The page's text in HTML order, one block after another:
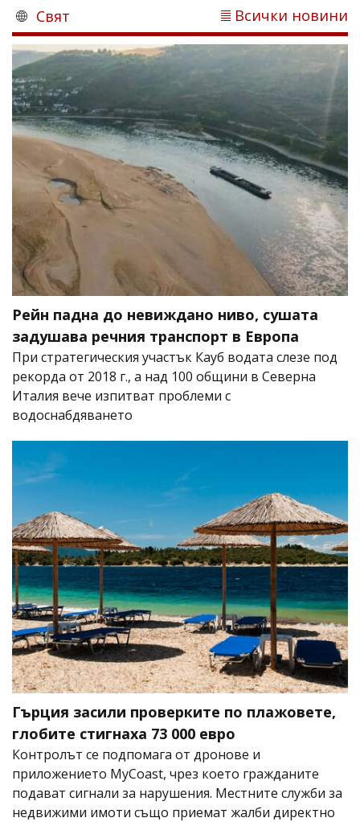
Свят Всички новини
Рейн падна до невиждано ниво, сушата
задушава речния транспорт в Европа
При стратегическия участък Кауб водата слезе под
рекорда от 2018 г., а над 100 общини в Северна
Италия вече изпитват проблеми с
водоснабдяването
Гърция засили проверките по плажовете,
глобите стигнаха 73 000 евро
Контролът се подпомага от дронове и
приложението MyCoast, чрез което гражданите
подават сигнали за нарушения. Местните служби за
недвижими имоти също приемат жалби директно